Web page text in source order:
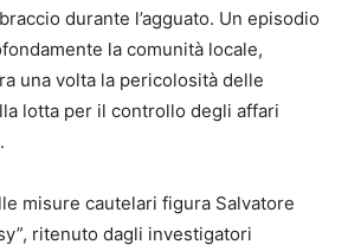
durante l’agguato. Un episodio
la comunità locale,
una volta la pericolosità delle
lotta per il controllo degli affari
misure cautelari figura Salvatore
ritenuto dagli investigatori